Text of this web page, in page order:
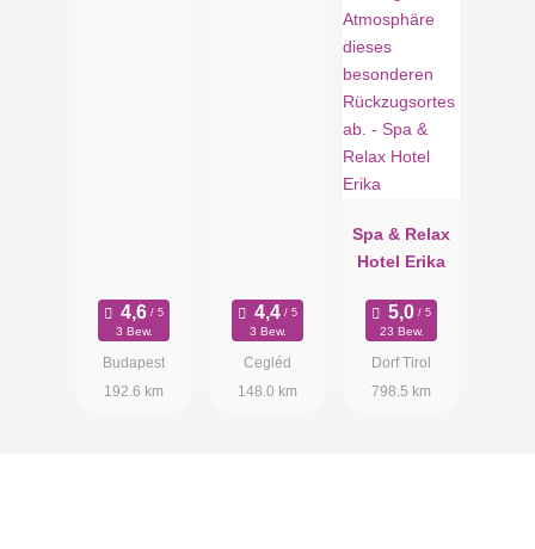
3 Bew.
Budapest
192.6 km
3 Bew.
Cegléd
148.0 km
Spa & Relax
Hotel Erika
23 Bew.
Dorf Tirol
798.5 km